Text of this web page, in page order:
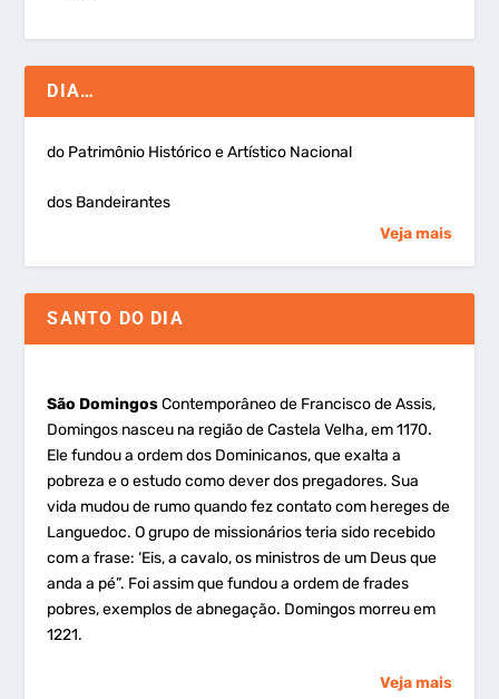
DIA…
do Patrimônio Histórico e Artístico Nacional
dos Bandeirantes
Veja mais
SANTO DO DIA
São DomingosContemporâneo de Francisco de Assis,
Domingos nasceu na região de Castela Velha, em 1170.
Ele fundou a ordem dos Dominicanos, que exalta a
pobreza e o estudo como dever dos pregadores. Sua
vida mudou de rumo quando fez contato com hereges de
Languedoc. O grupo de missionários teria sido recebido
com a frase: ‘Eis, a cavalo, os ministros de um Deus que
anda a pé”. Foi assim que fundou a ordem de frades
pobres, exemplos de abnegação. Domingos morreu em
1221.
Veja mais